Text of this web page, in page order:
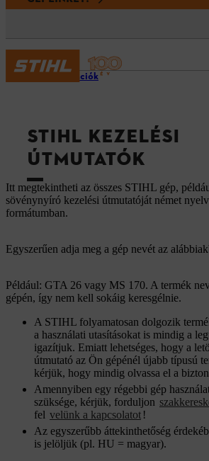
Információk
STIHL KEZELÉSI
ÚTMUTATÓK
Itt megtekintheti az összes STIHL gép,
sövénynyíró kezelési útmutatóját német
formátumban.
Egyszerűen adja meg a gép nevét az
Például: GTA 26 vagy MS 170. A termék
gépén, így nem kell sokáig keresgélnie.
A STIHL folyamatosan dolgozik
a használati utasításokat is mindig a
igazítjuk. Emiatt lehetséges, hogy a
útmutató az Ön gépénél újabb típusú
kérjük, hogy mindig olvassa el a
Amennyiben egy régebbi gép
szüksége, kérjük, forduljon
fel velünk a kapcsolatot !
Az egyszerűbb áttekinthetőség
is jelöljük (pl. HU = magyar).